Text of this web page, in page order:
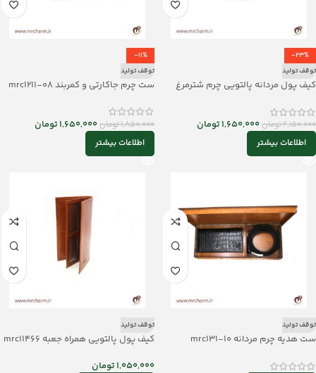
-23%
توقف تولید
کیف پول مردانه پالتویی چرم شترمرغ
2,150,000تومان1,650,000تومان
اطلاعات بیشتر
-11%
توقف تولید
ست چرم جاکارتی و کمربند mrc1211-08
1,850,000تومان1,650,000تومان
اطلاعات بیشتر
توقف تولید
ست هدیه چرم مردانه mrc131-10
توقف تولید
کیف پول پالتویی همراه جعبه mrc11466
1,050,000تومان